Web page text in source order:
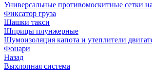
Универсальные противомоскитные сетки
Фиксатор груза
Шашки такси
Шприцы плунжерные
Шумоизоляция капота и утеплители
Фонари
Назад
Выхлопная система